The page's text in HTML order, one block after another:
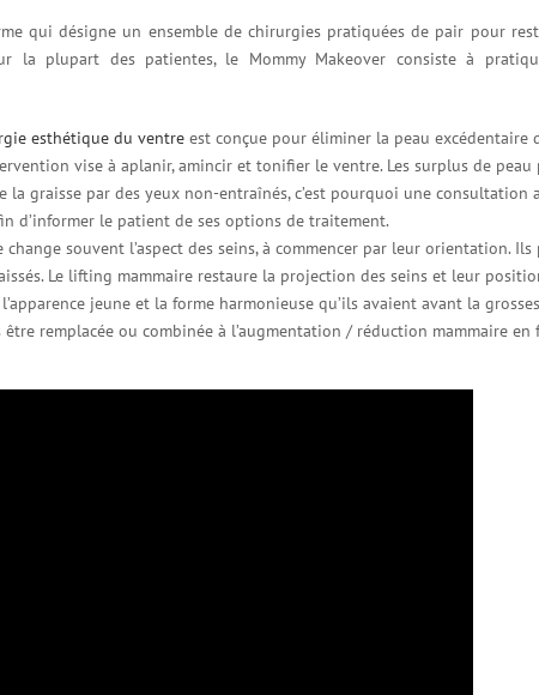
qui désigne un ensemble de chirurgies pratiquées de pair pour
la plupart des patientes, le Mommy Makeover consiste à
esthétique du ventre est conçue pour éliminer la peau excédentaire
vise à aplanir, amincir et tonifier le ventre. Les surplus de peau
la graisse par des yeux non-entraînés, c’est pourquoi une consultation
d’informer le patient de ses options de traitement.
souvent l’aspect des seins, à commencer par leur orientation. Ils
Le lifting mammaire restaure la projection des seins et leur
jeune et la forme harmonieuse qu’ils avaient avant la
remplacée ou combinée à l’augmentation / réduction mammaire en